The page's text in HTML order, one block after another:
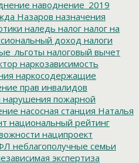
наводнение_2019
Назаров назначения
наледь налог налог на
доход налоги
налоговый вычет
наркозависимость
наркосодержащие
прав инвалидов
нарушения пожарной
насосная станция Наталья
национальный рейтинг
наципроект
неблагополучные семьи
экспертиза